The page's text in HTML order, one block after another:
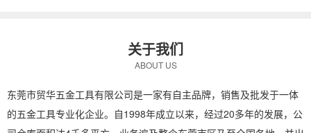
关于我们
ABOUT US
东莞市贸华五金工具有限公司是一家有自主品牌，销售及批发于一体
的五金工具专业化企业。自1998年成立以来，经过20多年的发展，公